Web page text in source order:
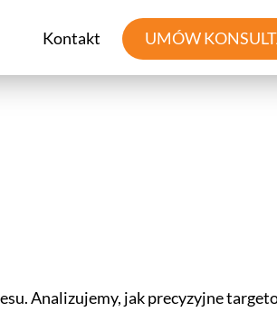
Kontakt UMÓW
Analizujemy, jak precyzyjne